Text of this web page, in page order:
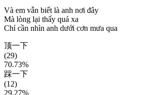
Và em vẫn biết là anh nơi đây
Mà lòng lại thấy quá xa
Chỉ cần nhìn anh dưới cơn mưa qua
顶一下
(29)
70.73%
踩一下
(12)
29.27%